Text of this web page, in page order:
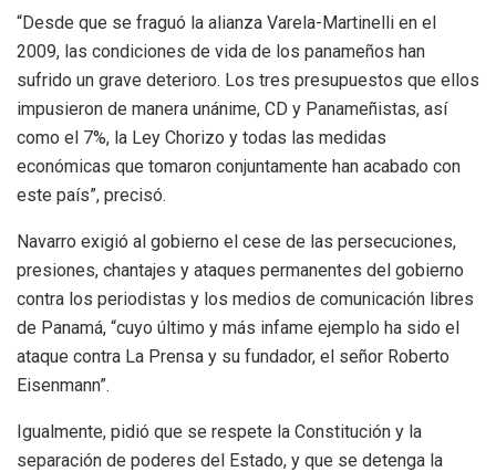
“Desde que se fraguó la alianza Varela-Martinelli en el
2009, las condiciones de vida de los panameños han
sufrido un grave deterioro. Los tres presupuestos que ellos
impusieron de manera unánime, CD y Panameñistas, así
como el 7%, la Ley Chorizo y todas las medidas
económicas que tomaron conjuntamente han acabado con
este país”, precisó.
Navarro exigió al gobierno el cese de las persecuciones,
presiones, chantajes y ataques permanentes del gobierno
contra los periodistas y los medios de comunicación libres
de Panamá, “cuyo último y más infame ejemplo ha sido el
ataque contra La Prensa y su fundador, el señor Roberto
Eisenmann”.
Igualmente, pidió que se respete la Constitución y la
separación de poderes del Estado, y que se detenga la